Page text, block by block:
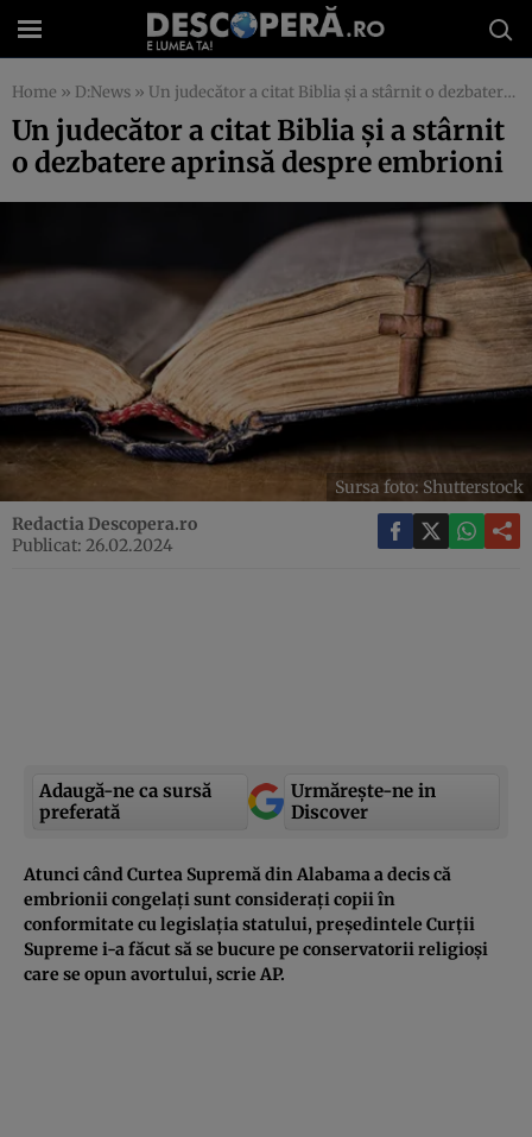
Home » D:News » Un judecător a citat Biblia și a stârnit o dezbatere aprinsă despre embrioni
Un judecător a citat Biblia și a stârnit
o dezbatere aprinsă despre embrioni
Sursa foto: Shutterstock
Redactia Descopera.ro
Publicat: 26.02.2024
Adaugă-ne ca sursă
preferată
Urmărește-ne in
Discover
Atunci când Curtea Supremă din Alabama a decis că
embrionii congelați sunt considerați copii în
conformitate cu legislația statului, președintele Curții
Supreme i-a făcut să se bucure pe conservatorii religioși
care se opun avortului, scrie AP.